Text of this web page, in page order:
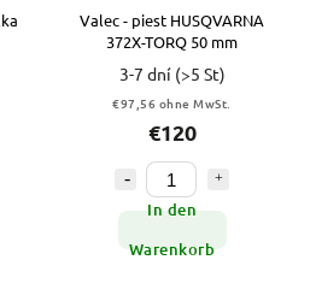
Valec - piest HUSQVARNA
372X-TORQ 50 mm
3-7 dní (>5 St)
€97,56 ohne MwSt.
€120
In den
Warenkorb